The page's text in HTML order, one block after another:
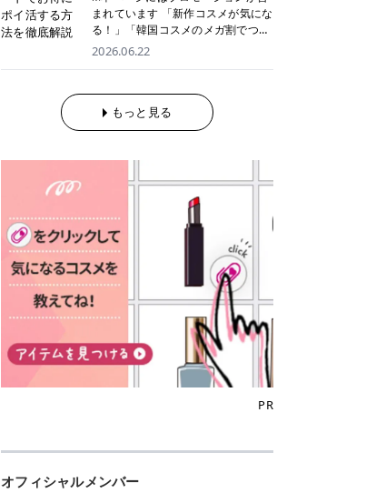
拭き取り、なめらかな肌へ整えま
す。 保湿ケアまで1枚でできる 保湿
成分を配合したトナーパッドなら、
ケアにもぴったりです。 部分パック
としても使える 多くのトナーパッド
は、乾燥が気になる頬や額、小鼻な
アとしても活用できます。 トナーパ
ッドの選び方 トナーパッドは、配合
成分やパッドの素材によって特徴が
異なります。 自分の肌悩みや理想の
仕上がりに合わせて選ぶことで、毎
日のスキンケアに取り入れやすくな
ります。 肌悩みに合わせて選ぶ パ
ッドの素材で選ぶ トナーパッドの使
い方 洗顔後すぐの清潔な肌に使用し
ます。 STEP1 エンボス面（凹凸
面）で顔全体をやさしく拭き取りま
す。 特に小鼻・あご・額など皮脂や
古い角質が気になる部分は丁寧にな
じませましょう。 STEP2 パッドを
裏返し、フラット面で顔全体をやさ
しく押さえながら化粧水をなじませ
キンケアを行います。 乾燥が気にな
パックとして使用するのもおすすめ
機を選択可能！有効期限も5年と長
くマイペースに通いやすい ラシャ
メディオスターNeXT PRO ジェント
ルYAGプロ 公式サイト> ｜そもそも
うの？ 脱毛を考えたときに、まず悩
むのが「医療脱毛とエステ脱毛、ど
っちがいいの？」ということではな
するまでの期間や必要な施術回数が
大きな違いとして挙げられます！ 医
療脱毛は、医療機関（クリニックや
皮膚科など）だけで扱える高出力の
レーザーを使って、発毛組織にアプ
ローチする施術といわれています。
そのため、少ない回数で永久脱毛
（※）を目指すことができます。
（※永久脱毛とは一生毛が1本も生
えてこないという意味ではなく、ア
メリカの基準に基づき「長期間にわ
たって毛量が明らかに減少している
状態が維持されること」を指しま
のがメリットですが、毛根を破壊す
ます。 なお、医療脱毛は保険がきか
ない自由診療なので、クリニックに
ジェントルマックスプロプラス ジェ
ントルレーズプロ ソプラノチタニウ
ム 公式サイト> エミナルクリニック
49,500円(税込)/6回 93,500円(税
込)/6回 エミナルクリニックの始め
通いやすい クリスタルプロ 公式サ
イト> リゼクリニック 109,800円(税
込)/5回 144,800円(税込)/5回 毛質に
すい ラシャ メディオスターNeXT P
RO ジェントルYAGプロ 公式サイト
> ※医療脱毛は自由診療です。治療
には赤み、痒み、火傷、毛嚢炎、一
時的な硬毛化などのリスクが伴いま
す。 目次▼ 1. エミナルクリニック
の魅力とは？選ばれる3つの特徴 ・
最短6か月からの脱毛プランが選べ
る！ ・全国60院以上＆21時まで営
業！ ・痛みに配慮した医療脱毛器の
導入と肌トラブル対応 2. エミナル
クリニックの口コミ・評判 3. エミ
ナルクリニックの全身脱毛料金プラ
・追加費用がかからないシステム ・
リニックのお得な割引・キャンペー
ィント・プランパー・保湿ケアを1
本で叶えるリップです。 するすると
塗れるなめらかなテクスチャーで、
縦ジワをカバーしながら、むっちり
としたツヤのある唇を演出します。
るため、乾燥しにくくデイリー使い
にもぴったり！ アイテム詳細を見る
ような血色感を演出するヌーディー
ピンク。 黄みと青みのバランスが良
く、自然になじむコーラル系カラー
です。 自然な血色感をプラスしてく
れるので、ナチュラルメイクとの相
性抜群。 可愛らしく、多幸感のある
印象に仕上がります。 ワインベリー
｜気品をまとうローズレッド 深みの
ある青みレッド。 大人っぽく華やか
な印象を与えるベリーカラーです。
ひと塗りで顔全体が華やかになり、
リップを主役にしたメイクが完成。
クールで上品な雰囲気を演出できま
ニュートラルな発色で、肌色を選び
落ち着いた印象に仕上がり、オン・
Sでの話題性を元に選出されたコス
メやスキンケアなどの化粧品を「総
国コスメ」に分けて1位～3位までを
ランキング形式で発表！ 2026年上
半期 総合大賞 AMUSE（アミュー
ズ）「 ジェルフィットグロス」 👑
「ジェルフィットグロス」の特徴 唇
ーグロスが広がり、ふっくらボリュ
フティングしたような、新しいリッ
プティンググロス💄 実際に使用した
方のクチコミ > 5 > プルプル > 唇に
塗るPDRNグロス > > AMUSE ジェ
ルフィットグロス > > ぷっくりツヤ
ツヤだけどベタっとした感じはなく
て使いやすいですね。プランピング
効果で少しスーッとします。ここは
好き嫌いがあるかもしれませんが慣
チップは片面がツルツル、片面がモ
ケモケになってます。 > > 桜グロス
【日本限定色】：上品なピンクベー
も上品で使いやすい色ですね。すも
いるので華やかそうに見えるけど、
まれています 「新作コスメが気にな
る！」「韓国コスメのメガ割でつい
買いすぎてしまう……」 そんな美容
を少し工夫するだけでポイントを貯
められるため、コスメやスキンケア
にかかる費用を少しでも抑えたい方
も、＠cosmeも、いつものコスメ購
入を“ちょっとお得”に変えられるの
が、トラミーリワードです✨ 今回
は、トラミーリワードの特徴や活用
方法、美容好きさんにおすすめな理
由を詳しくご紹介します！ トラミー
リワードとは？ 「トラミーリワー
ド」は、東証グロース上場企業であ
る株式会社アイズが運営する、安
心・安全なポイントサイト機能で
す。 トラミーリワードは、トラミー
会員向けのポイントサービスです。
対象ショップやサービスを利用する
ことでポイントを獲得でき、貯まっ
たポイントはAmazonギフト券やド
ットマネーなどに交換できます。 普
イ活初心者でも始めやすいのが魅力
段よく使っているコスメ通販サイト
2026.06.22
もっと見る
PR
オフィシャルメンバー